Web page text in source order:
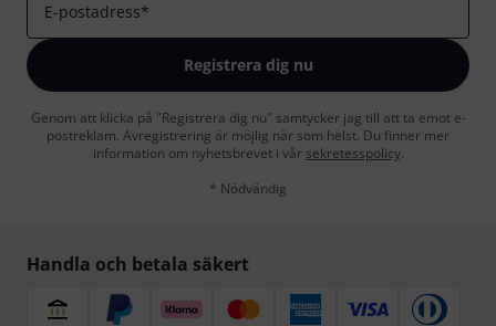
E-postadress*
Registrera dig nu
Genom att klicka på "Registrera dig nu" samtycker jag till att ta emot e-
postreklam. Avregistrering är möjlig när som helst. Du finner mer
information om nyhetsbrevet i vår sekretesspolicy.
* Nödvändig
Handla och betala säkert